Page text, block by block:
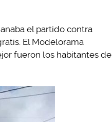
el partido contra
El Modelorama
fueron los habitantes de